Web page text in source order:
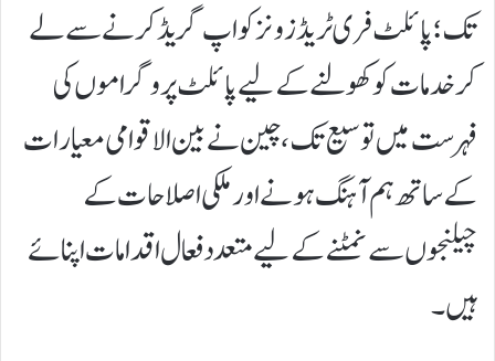
تک؛ پائلٹ فری ٹریڈ زونز کو اپ گریڈ کرنے سے لے
کر خدمات کو کھولنے کے لیے پائلٹ پروگراموں کی
فہرست میں توسیع تک، چین نے بین الاقوامی معیارات
کے ساتھ ہم آہنگ ہونے اور ملکی اصلاحات کے
چیلنجوں سے نمٹنے کے لیے متعدد فعال اقدامات اپنائے
ہیں۔